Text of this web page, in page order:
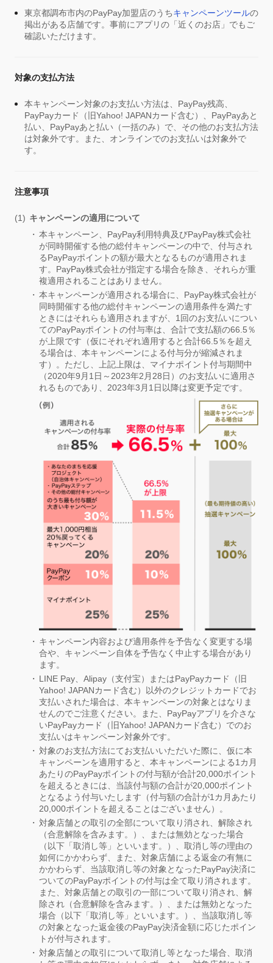
東京都調布市内のPayPay加盟店のうちキャンペーンツールの
掲出がある店舗です。事前にアプリの「近くのお店」でもご
確認いただけます。
対象の支払方法
本キャンペーン対象のお支払い方法は、PayPay残高、
PayPayカード（旧Yahoo! JAPANカード含む）、PayPayあと
払い、PayPayあと払い（一括のみ）で、その他のお支払方法
は対象外です。また、オンラインでのお支払いは対象外で
す。
注意事項
キャンペーンの適用について
本キャンペーン、PayPay利用特典及びPayPay株式会社
が同時開催する他の総付キャンペーンの中で、付与され
るPayPayポイントの額が最大となるものが適用されま
す。PayPay株式会社が指定する場合を除き、それらが重
複適用されることはありません。
本キャンペーンが適用される場合に、PayPay株式会社が
同時開催する他の総付キャンペーンの適用条件を満たす
ときにはそれらも適用されますが、1回のお支払いについ
てのPayPayポイントの付与率は、合計で支払額の66.5％
が上限です（仮にそれぞれ適用すると合計66.5％を超え
る場合は、本キャンペーンによる付与分が縮減されま
す）。ただし、上記上限は、マイナポイント付与期間中
（2020年9月1日～2023年2月28日）のお支払いに適用さ
れるものであり、2023年3月1日以降は変更予定です。
キャンペーン内容および適用条件を予告なく変更する場
合や、キャンペーン自体を予告なく中止する場合があり
ます。
LINE Pay、Alipay（支付宝）またはPayPayカード（旧
Yahoo! JAPANカード含む）以外のクレジットカードでお
支払いされた場合は、本キャンペーンの対象とはなりま
せんのでご注意ください。また、PayPayアプリを介さな
いPayPayカード（旧Yahoo! JAPANカード含む）でのお
支払いはキャンペーン対象外です。
対象のお支払方法にてお支払いいただいた際に、仮に本
キャンペーンを適用すると、本キャンペーンによる1カ月
あたりのPayPayポイントの付与額が合計20,000ポイント
を超えるときには、当該付与額の合計が20,000ポイント
となるよう付与いたします（付与額の合計が1カ月あたり
20,000ポイントを超えることはございません）。
対象店舗との取引の全部について取り消され、解除され
（合意解除を含みます。）、または無効となった場合
（以下「取消し等」といいます。）、取消し等の理由の
如何にかかわらず、また、対象店舗による返金の有無に
かかわらず、当該取消し等の対象となったPayPay決済に
ついてのPayPayポイントの付与は全て取り消されます。
また、対象店舗との取引の一部について取り消され、解
除され（合意解除を含みます。）、または無効となった
場合（以下「取消し等」といいます。）、当該取消し等
の対象となった返金後のPayPay決済金額に応じたポイン
トが付与されます。
対象店舗との取引について取消し等となった場合、取消